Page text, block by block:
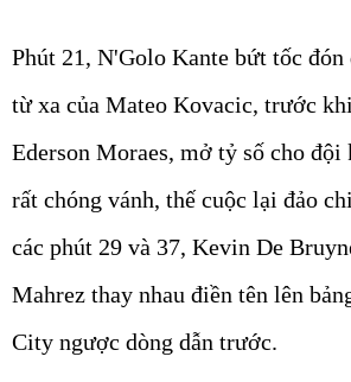
Phút 21, N'Golo Kante bứt tốc đón
từ xa của Mateo Kovacic, trước
Ederson Moraes, mở tỷ số cho đội
rất chóng vánh, thế cuộc lại đảo
các phút 29 và 37, Kevin De
Mahrez thay nhau điền tên lên
City ngược dòng dẫn trước.